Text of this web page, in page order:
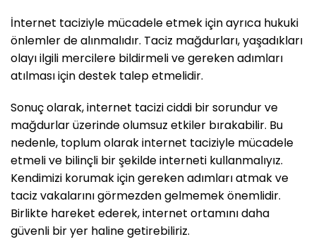
İnternet taciziyle mücadele etmek için ayrıca hukuki
önlemler de alınmalıdır. Taciz mağdurları, yaşadıkları
olayı ilgili mercilere bildirmeli ve gereken adımları
atılması için destek talep etmelidir.
Sonuç olarak, internet tacizi ciddi bir sorundur ve
mağdurlar üzerinde olumsuz etkiler bırakabilir. Bu
nedenle, toplum olarak internet taciziyle mücadele
etmeli ve bilinçli bir şekilde interneti kullanmalıyız.
Kendimizi korumak için gereken adımları atmak ve
taciz vakalarını görmezden gelmemek önemlidir.
Birlikte hareket ederek, internet ortamını daha
güvenli bir yer haline getirebiliriz.